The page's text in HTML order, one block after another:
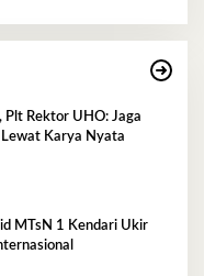
Plt Rektor UHO: Jaga
Karya Nyata
MTsN 1 Kendari Ukir